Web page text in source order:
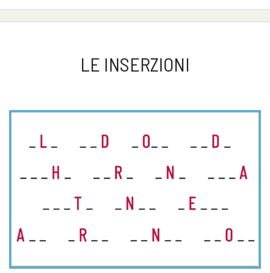
LE INSERZIONI